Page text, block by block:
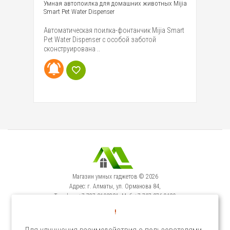
Умная автопоилка для домашних животных Mijia
Smart Pet Water Dispenser
Автоматическая поилка-фонтанчик Mijia Smart
Pet Water Dispenser с особой заботой
сконструирована ..
Магазин умных гаджетов © 2026
Адрес: г. Алматы, ул. Орманова 84,
Телефон: +7-727-3100231, Моб: +7-707-376-9129
Сервисный Центр: г. Алматы, ул. Орманова 84.
!